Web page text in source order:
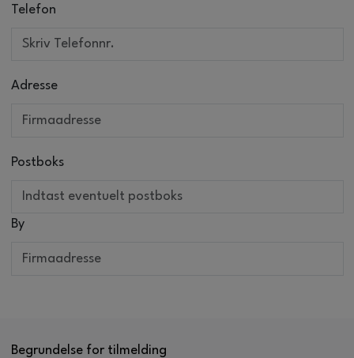
Telefon
Adresse
Postboks
By
Begrundelse for tilmelding